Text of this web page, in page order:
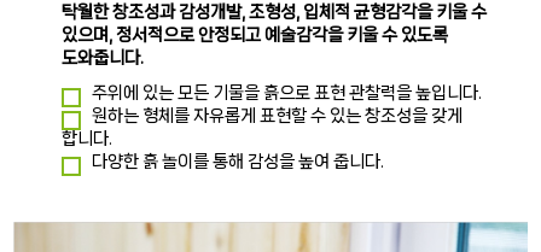
탁월한 창조성과 감성개발, 조형성, 입체적 균형감각을 키울 수
있으며, 정서적으로 안정되고 예술감각을 키울 수 있도록
도와줍니다.
주위에 있는 모든 기물을 흙으로 표현 관찰력을 높입니다.
원하는 형체를 자유롭게 표현할 수 있는 창조성을 갖게
합니다.
다양한 흙 놀이를 통해 감성을 높여 줍니다.